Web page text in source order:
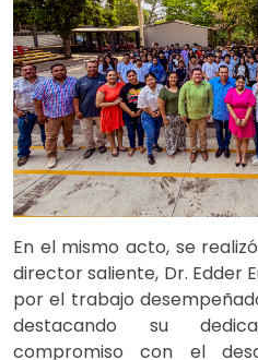
En el mismo acto, se
director saliente, Dr. Edder
por el trabajo
destacando su
compromiso con el